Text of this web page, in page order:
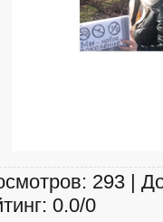
: 293 |
: 0.0/0